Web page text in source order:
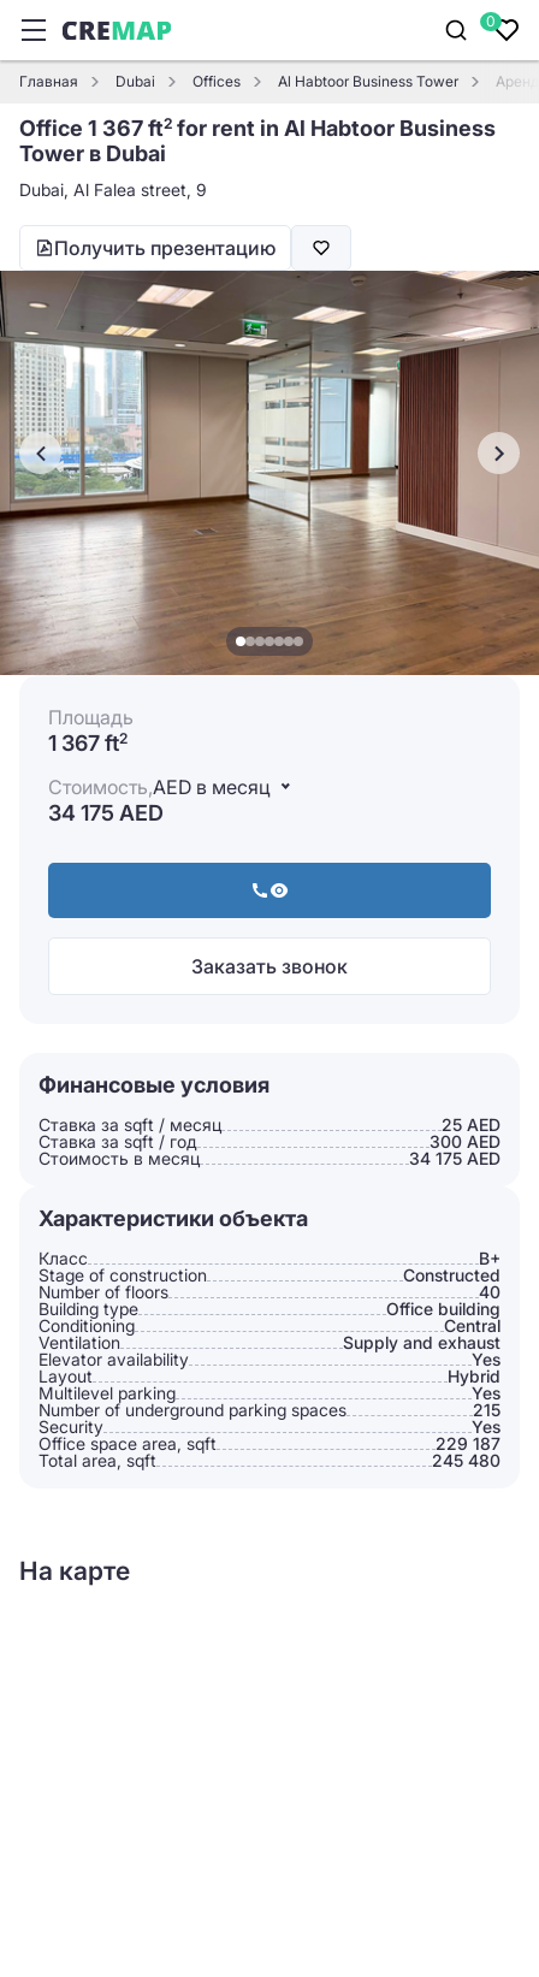
0
Главная Dubai Offices Al Habtoor Business Tower
Office 1 367 ft2 for rent in Al Habtoor Business
Tower в Dubai
Dubai, Al Falea street, 9
Получить презентацию
Площадь
1 367 ft2
Стоимость,AED в месяц
34 175 AED
Заказать звонок
Финансовые условия
Ставка за sqft / месяц
25 AED
Ставка за sqft / год
300 AED
Стоимость в месяц
34 175 AED
Характеристики объекта
Класс
B+
Stage of construction
Constructed
Number of floors
40
Building type
Office building
Conditioning
Сentral
Ventilation
Supply and exhaust
Elevator availability
Yes
Layout
Hybrid
Multilevel parking
Yes
Number of underground parking spaces
215
Security
Yes
Office space area, sqft
229 187
Total area, sqft
245 480
На карте